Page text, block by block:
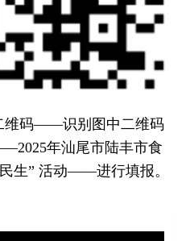
维码——识别图中二维码
年汕尾市陆丰市食
生” 活动——进行填报。